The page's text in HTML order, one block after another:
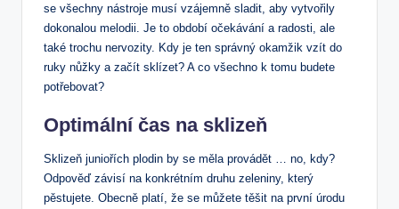
se všechny nástroje musí vzájemně sladit, aby vytvořily
dokonalou melodii. Je to období očekávání a radosti, ale
také trochu nervozity. Kdy je ten správný okamžik vzít do
ruky nůžky a začít sklízet? A co všechno k tomu budete
potřebovat?
Optimální čas na sklizeň
Sklizeň juniořích plodin by se měla provádět … no, kdy?
Odpověď závisí na konkrétním druhu zeleniny, který
pěstujete. Obecně platí, že se můžete těšit na první úrodu